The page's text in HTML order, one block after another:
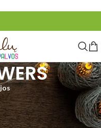
Rezultatų: 1
Rodyti 48 96 Visi